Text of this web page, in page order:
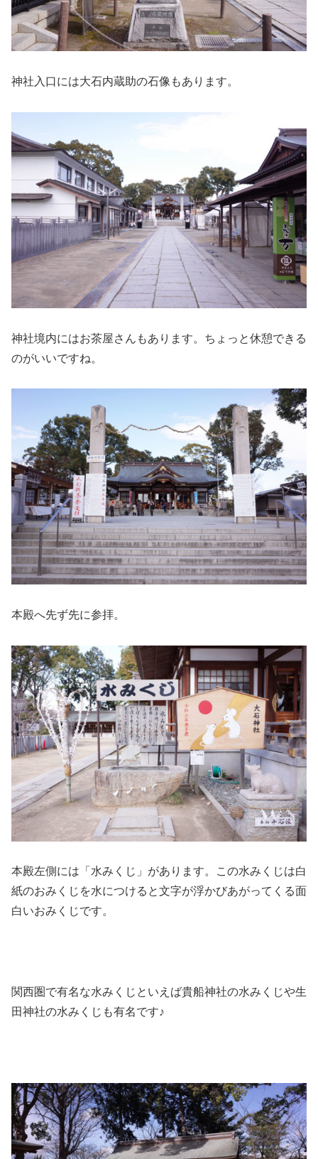
神社入口には大石内蔵助の石像もあります。
神社境内にはお茶屋さんもあります。ちょっと休憩できる
のがいいですね。
本殿へ先ず先に参拝。
本殿左側には「水みくじ」があります。この水みくじは白
紙のおみくじを水につけると文字が浮かびあがってくる面
白いおみくじです。
関西圏で有名な水みくじといえば貴船神社の水みくじや生
田神社の水みくじも有名です♪